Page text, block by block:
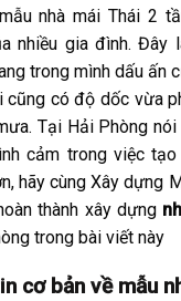
nhà mái Thái 2
nhiều gia đình. Đây
trong mình dấu ấn
cũng có độ dốc vừa
Tại Hải Phòng nói
cảm trong việc
hãy cùng Xây dựng
thành xây dựng
trong bài viết này
cơ bản về mẫu